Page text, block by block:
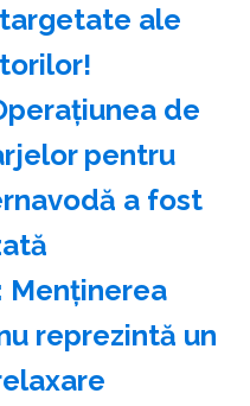
ale
de
pentru
a fost
Menţinerea
reprezintă un